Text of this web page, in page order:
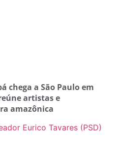
chega a São Paulo em
artistas e
amazônica